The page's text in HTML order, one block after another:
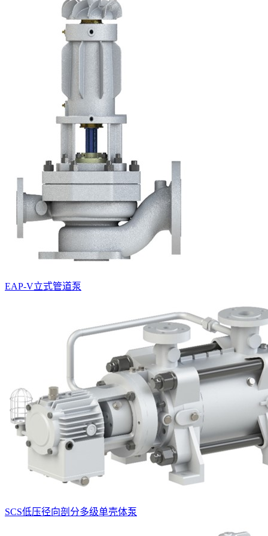
EAP-V立式管道泵
SCS低压径向剖分多级单壳体泵